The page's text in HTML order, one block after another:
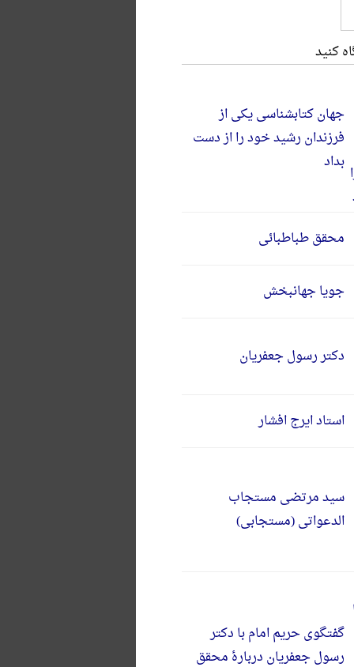
کنید
جهان کتابشناسی یکی از
فرزندان رشید خود را از دست
بداد
محقق طباطبائی
جویا جهانبخش
دکتر رسول جعفریان
استاد ایرج افشار
سید مرتضی مستجاب
الدعواتی (مستجابی)
گفتگوی حریم امام با دکتر
رسول جعفریان دربارۀ محقق